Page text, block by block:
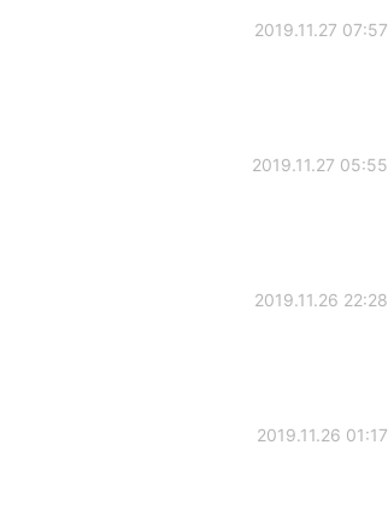
2019.11.27 07:57
2019.11.27 05:55
2019.11.26 22:28
2019.11.26 01:17